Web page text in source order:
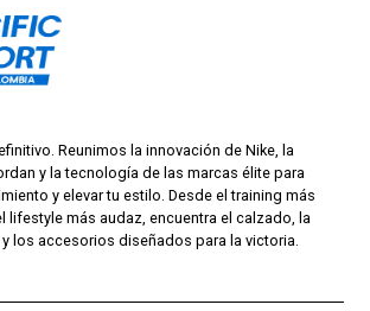
Reunimos la innovación de Nike, la
y la tecnología de las marcas élite para
y elevar tu estilo. Desde el training más
lifestyle más audaz, encuentra el calzado, la
los accesorios diseñados para la victoria.